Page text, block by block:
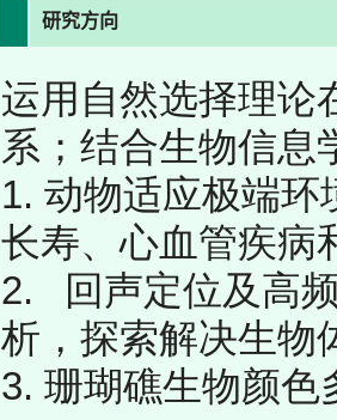
研究方向
运用自然选择理论
系；结合生物信息
1. 动物适应极端环
长寿、心血管疾病
2.
回声定位及高
析，探索解决生物
3. 珊瑚礁生物颜色